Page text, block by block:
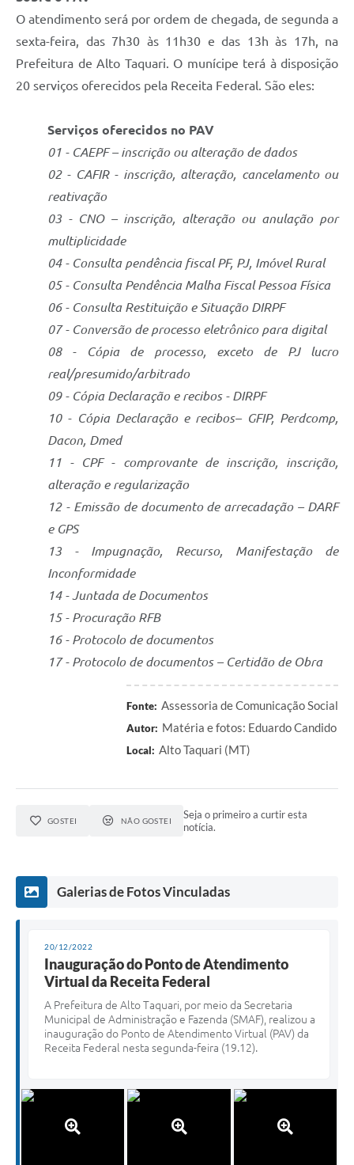
O atendimento será por ordem de chegada, de segunda a
sexta-feira, das 7h30 às 11h30 e das 13h às 17h, na
Prefeitura de Alto Taquari. O munícipe terá à disposição
20 serviços oferecidos pela Receita Federal. São eles:
Serviços oferecidos no PAV
01 - CAEPF – inscrição ou alteração de dados
02 - CAFIR - inscrição, alteração, cancelamento ou
reativação
03 - CNO – inscrição, alteração ou anulação por
multiplicidade
04 - Consulta pendência fiscal PF, PJ, Imóvel Rural
05 - Consulta Pendência Malha Fiscal Pessoa Física
06 - Consulta Restituição e Situação DIRPF
07 - Conversão de processo eletrônico para digital
08 - Cópia de processo, exceto de PJ lucro
real/presumido/arbitrado
09 - Cópia Declaração e recibos - DIRPF
10 - Cópia Declaração e recibos– GFIP, Perdcomp,
Dacon, Dmed
11 - CPF - comprovante de inscrição, inscrição,
alteração e regularização
12 - Emissão de documento de arrecadação – DARF
e GPS
13 - Impugnação, Recurso, Manifestação de
Inconformidade
14 - Juntada de Documentos
15 - Procuração RFB
16 - Protocolo de documentos
17 - Protocolo de documentos – Certidão de Obra
Fonte: Assessoria de Comunicação Social
Autor: Matéria e fotos: Eduardo Candido
Local: Alto Taquari (MT)
GOSTEI NÃO GOSTEI
Seja o primeiro a curtir esta
notícia.
Galerias de Fotos Vinculadas
20/12/2022
Inauguração do Ponto de Atendimento
Virtual da Receita Federal
A Prefeitura de Alto Taquari, por meio da Secretaria
Municipal de Administração e Fazenda (SMAF), realizou a
inauguração do Ponto de Atendimento Virtual (PAV) da
Receita Federal nesta segunda-feira (19.12).